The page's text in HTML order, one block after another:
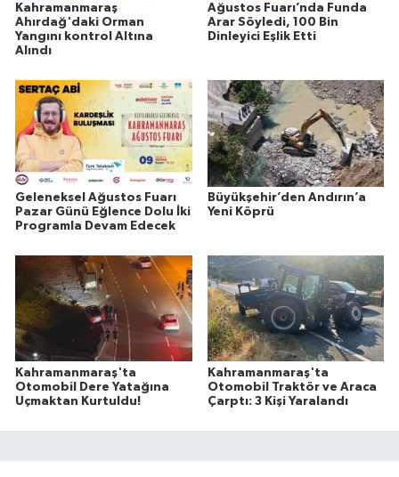
Kahramanmaraş
Ahırdağ'daki Orman
Yangını kontrol Altına
Alındı
Ağustos Fuarı’nda Funda
Arar Söyledi, 100 Bin
Dinleyici Eşlik Etti
Geleneksel Ağustos Fuarı
Pazar Günü Eğlence Dolu İki
Programla Devam Edecek
Büyükşehir’den Andırın’a
Yeni Köprü
Kahramanmaraş'ta
Otomobil Dere Yatağına
Uçmaktan Kurtuldu!
Kahramanmaraş'ta
Otomobil Traktör ve Araca
Çarptı: 3 Kişi Yaralandı